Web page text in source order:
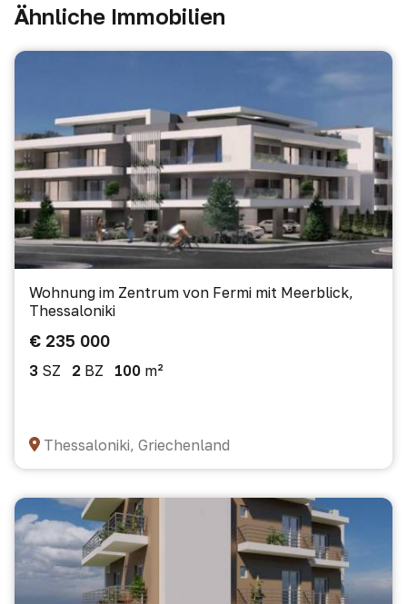
Ähnliche Immobilien
Wohnung im Zentrum von Fermi mit Meerblick,
Thessaloniki
€ 235 000
3 SZ 2 BZ 100 m²
Thessaloniki, Griechenland